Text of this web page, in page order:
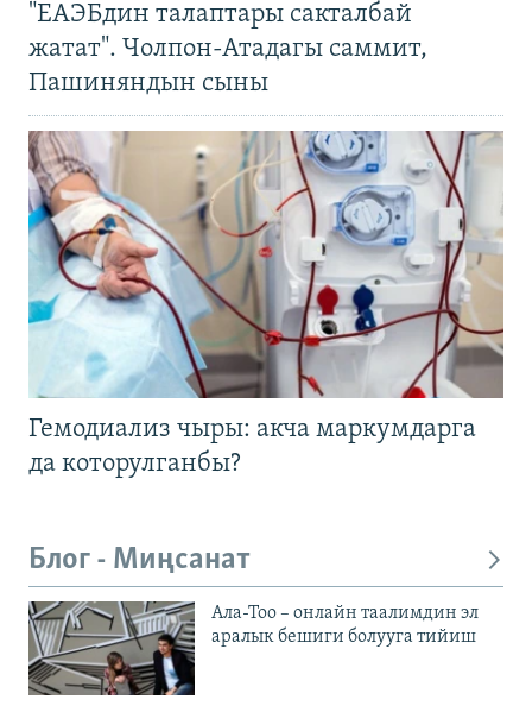
"ЕАЭБдин талаптары сакталбай
жатат". Чолпон-Атадагы саммит,
Пашиняндын сыны
Гемодиализ чыры: акча маркумдарга
да которулганбы?
Блог - Миңсанат
Ала-Тоо – онлайн таалимдин эл
аралык бешиги болууга тийиш